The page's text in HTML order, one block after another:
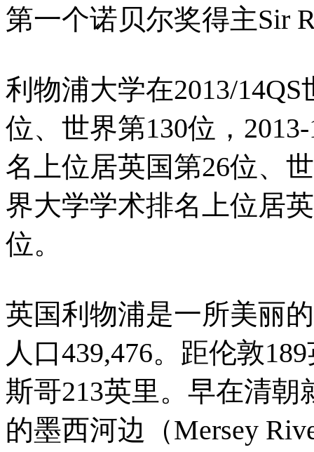
第一个诺贝尔奖得主Sir
利物浦大学在2013/
位、世界第130位，
名上位居英国第26位、
界大学学术排名上位居
位。
英国利物浦是一所美丽
人口439,476。距伦敦
斯哥213英里。早在清
的墨西河边（Mersey